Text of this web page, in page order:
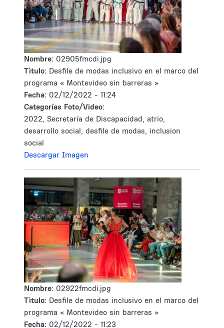
Nombre: 02905fmcdi.jpg
Tìtulo: Desfile de modas inclusivo en el marco del
programa « Montevideo sin barreras »
Fecha: 02/12/2022 - 11:24
Categorías Foto/Video:
2022, Secretaría de Discapacidad, atrio,
desarrollo social, desfile de modas, inclusion
social
Descargar Imagen
Nombre: 02922fmcdi.jpg
Tìtulo: Desfile de modas inclusivo en el marco del
programa « Montevideo sin barreras »
Fecha: 02/12/2022 - 11:23